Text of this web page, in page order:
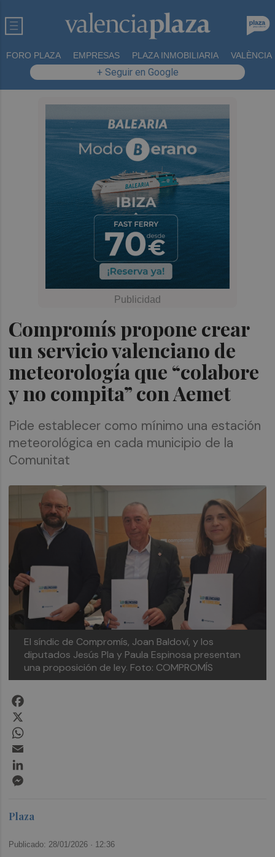
FORO PLAZA EMPRESAS PLAZA INMOBILIARIA VALÈNCIA
+ Seguir en Google
Compromís propone crear
un servicio valenciano de
meteorología que “colabore
y no compita” con Aemet
Pide establecer como mínimo una estación
meteorológica en cada municipio de la
Comunitat
El síndic de Compromís, Joan Baldoví, y los
diputados Jesús Pla y Paula Espinosa presentan
una proposición de ley. Foto: COMPROMÍS
Plaza
Publicado: 28/01/2026 · 12:36